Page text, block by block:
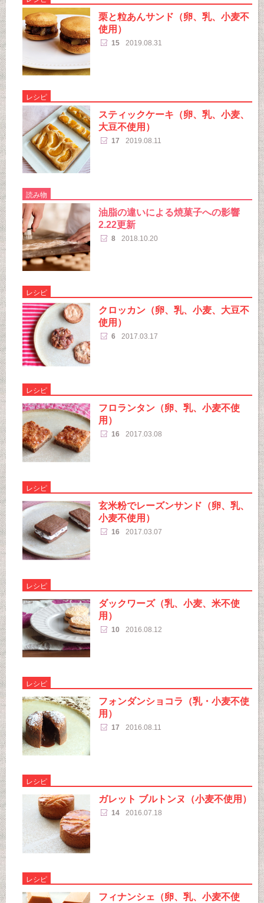
栗と粒あんサンド（卵、乳、小麦不
使用）
15 2019.08.31
レシピ
スティックケーキ（卵、乳、小麦、
大豆不使用）
17 2019.08.11
読み物
油脂の違いによる焼菓子への影響
2.22更新
8 2018.10.20
レシピ
クロッカン（卵、乳、小麦、大豆不
使用）
6 2017.03.17
レシピ
フロランタン（卵、乳、小麦不使
用）
16 2017.03.08
レシピ
玄米粉でレーズンサンド（卵、乳、
小麦不使用）
16 2017.03.07
レシピ
ダックワーズ（乳、小麦、米不使
用）
10 2016.08.12
レシピ
フォンダンショコラ（乳・小麦不使
用）
17 2016.08.11
レシピ
ガレット ブルトンヌ（小麦不使用）
14 2016.07.18
レシピ
フィナンシェ（卵、乳、小麦不使